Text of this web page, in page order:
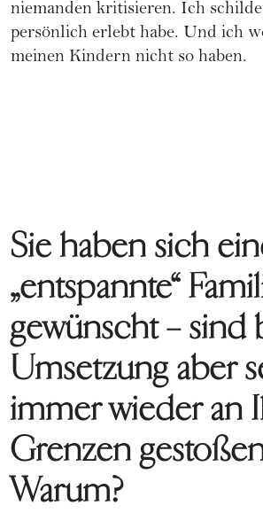
niemanden kritisieren. Ich
persönlich erlebt habe. Und ich
meinen Kindern nicht so haben.
Sie haben sich
„entspannte“
gewünscht – sind
Umsetzung aber
immer wieder an
Grenzen
Warum?